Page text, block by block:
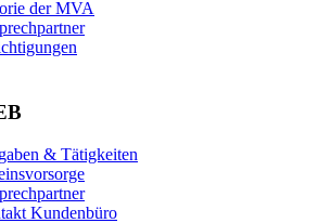
der MVA
& Tätigkeiten
Kundenbüro